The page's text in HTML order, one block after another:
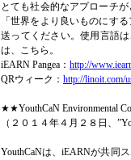
とても社会的なアプローチ
「世界をより良いものにす
送ってください。使用言語
は、こちら。
iEARN Pangea： http://
QRウィーク： http://linoit.com/
★★YouthCaN Environmental
（２０１４年４月２８日、
YouthCaNは、iEARNが共同